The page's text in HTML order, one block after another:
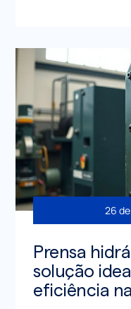
26
Prensa
solução
eficiência